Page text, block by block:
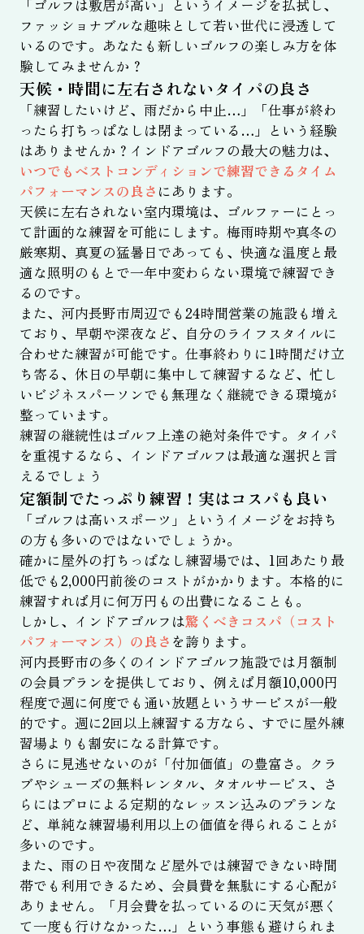
「ゴルフは敷居が高い」というイメージを払拭し、
ファッショナブルな趣味として若い世代に浸透して
いるのです。あなたも新しいゴルフの楽しみ方を体
験してみませんか？
天候・時間に左右されないタイパの良さ
「練習したいけど、雨だから中止…」「仕事が終わ
ったら打ちっぱなしは閉まっている…」という経験
はありませんか？インドアゴルフの最大の魅力は、
いつでもベストコンディションで練習できるタイム
パフォーマンスの良さ にあります。
天候に左右されない室内環境は、ゴルファーにとっ
て計画的な練習を可能にします。梅雨時期や真冬の
厳寒期、真夏の猛暑日であっても、快適な温度と最
適な照明のもとで一年中変わらない環境で練習でき
るのです。
また、河内長野市周辺でも24時間営業の施設も増え
ており、早朝や深夜など、自分のライフスタイルに
合わせた練習が可能です。仕事終わりに1時間だけ立
ち寄る、休日の早朝に集中して練習するなど、忙し
いビジネスパーソンでも無理なく継続できる環境が
整っています。
練習の継続性はゴルフ上達の絶対条件です。タイパ
を重視するなら、インドアゴルフは最適な選択と言
えるでしょう
定額制でたっぷり練習！実はコスパも良い
「ゴルフは高いスポーツ」というイメージをお持ち
の方も多いのではないでしょうか。
確かに屋外の打ちっぱなし練習場では、1回あたり最
低でも2,000円前後のコストがかかります。本格的に
練習すれば月に何万円もの出費になることも。
しかし、インドアゴルフは驚くべきコスパ（コスト
パフォーマンス）の良さ を誇ります。
河内長野市の多くのインドアゴルフ施設では月額制
の会員プランを提供しており、例えば月額10,000円
程度で週に何度でも通い放題というサービスが一般
的です。週に2回以上練習する方なら、すでに屋外練
習場よりも割安になる計算です。
さらに見逃せないのが「付加価値」の豊富さ。クラ
ブやシューズの無料レンタル、タオルサービス、さ
らにはプロによる定期的なレッスン込みのプランな
ど、単純な練習場利用以上の価値を得られることが
多いのです。
また、雨の日や夜間など屋外では練習できない時間
帯でも利用できるため、会員費を無駄にする心配が
ありません。「月会費を払っているのに天気が悪く
て一度も行けなかった…」という事態も避けられま